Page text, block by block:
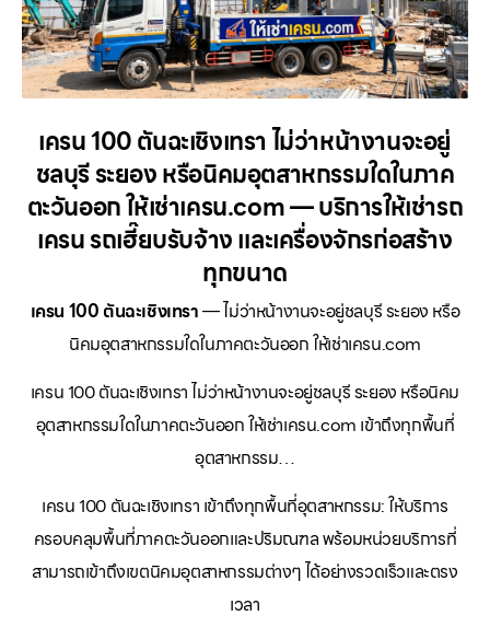
เครน 100 ตันฉะเชิงเทรา ไม่ว่าหน้างานจะอยู่
ชลบุรี ระยอง หรือนิคมอุตสาหกรรมใดในภาค
ตะวันออก ให้เช่าเครน.com — บริการให้เช่ารถ
เครน รถเฮี๊ยบรับจ้าง และเครื่องจักรก่อสร้าง
ทุกขนาด
เครน 100 ตันฉะเชิงเทรา— ไม่ว่าหน้างานจะอยู่ชลบุรี ระยอง หรือ
นิคมอุตสาหกรรมใดในภาคตะวันออก ให้เช่าเครน.com
เครน 100 ตันฉะเชิงเทรา ไม่ว่าหน้างานจะอยู่ชลบุรี ระยอง หรือนิคม
อุตสาหกรรมใดในภาคตะวันออก ให้เช่าเครน.com เข้าถึงทุกพื้นที่
อุตสาหกรรม…
เครน 100 ตันฉะเชิงเทรา เข้าถึงทุกพื้นที่อุตสาหกรรม: ให้บริการ
ครอบคลุมพื้นที่ภาคตะวันออกและปริมณฑล พร้อมหน่วยบริการที่
สามารถเข้าถึงเขตนิคมอุตสาหกรรมต่างๆ ได้อย่างรวดเร็วและตรง
เวลา